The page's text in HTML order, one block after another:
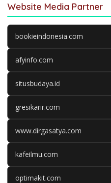
Website Media Partner
bookieindonesia.com
afyinfo.com
situsbudaya.id
gresikarir.com
www.dirgasatya.com
kafeilmu.com
optimakit.com